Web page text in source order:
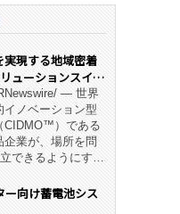
現する地域密着
ューションスイー
— 世界
イノベーション型
CIDMO™）である
業が、場所を問
できるようにす
た。 同社の実績
向け蓄電池シス